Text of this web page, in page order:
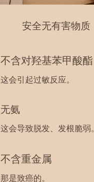
安全无有害物质
不含对羟基苯甲酸酯
这会引起过敏反应。
无氨
这会导致脱发、发根脆弱。
不含重金属
那是致癌的。